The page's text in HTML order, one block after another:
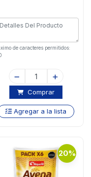
de caracteres permitidos:
Comprar
Agregar a la lista
20%